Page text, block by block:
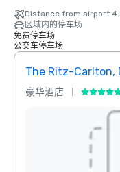
Distance from airport
区域内的停车场
免费停车场
公交车停车场
The Ritz-Carlton,
豪华酒店